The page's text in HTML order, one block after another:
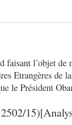
faisant l’objet de
Etrangères de
le Président